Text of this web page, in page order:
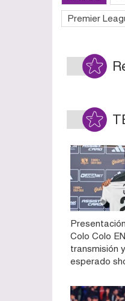
Premier
Colo Colo
transmisión
esperado